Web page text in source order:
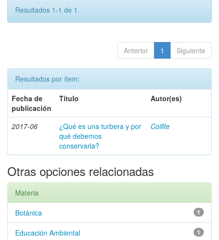
Resultados 1-1 de 1.
Anterior 1 Siguiente
Resultados por ítem:
Fecha de
publicación
Título Autor(es)
2017-06
¿Qué es una turbera y por
qué debemos
conservarla?
Coillte
Otras opciones relacionadas
Materia
1
Botánica
1
Educación Ambiental